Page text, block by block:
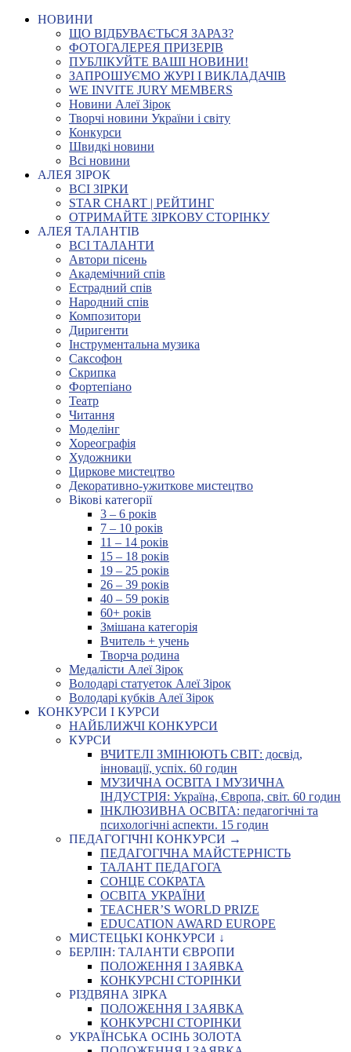
НОВИНИ
ЩО ВІДБУВАЄТЬСЯ ЗАРАЗ?
ФОТОГАЛЕРЕЯ ПРИЗЕРІВ
ПУБЛІКУЙТЕ ВАШІ НОВИНИ!
ЗАПРОШУЄМО ЖУРІ І ВИКЛАДАЧІВ
WE INVITE JURY MEMBERS
Новини Алеї Зірок
Творчі новини України і світу
Конкурси
Швидкі новини
Всі новини
АЛЕЯ ЗІРОК
ВСІ ЗІРКИ
STAR CHART | РЕЙТИНГ
ОТРИМАЙТЕ ЗІРКОВУ СТОРІНКУ
АЛЕЯ ТАЛАНТІВ
ВСІ ТАЛАНТИ
Автори пісень
Академічний спів
Естрадний спів
Народний спів
Композитори
Диригенти
Інструментальна музика
Саксофон
Скрипка
Фортепіано
Театр
Читання
Моделінг
Хореографія
Художники
Циркове мистецтво
Декоративно-ужиткове мистецтво
Вікові категорії
3 – 6 років
7 – 10 років
11 – 14 років
15 – 18 років
19 – 25 років
26 – 39 років
40 – 59 років
60+ років
Змішана категорія
Вчитель + учень
Творча родина
Медалісти Алеї Зірок
Володарі статуеток Алеї Зірок
Володарі кубків Алеї Зірок
КОНКУРСИ І КУРСИ
НАЙБЛИЖЧІ КОНКУРСИ
КУРСИ
ВЧИТЕЛІ ЗМІНЮЮТЬ СВІТ: досвід,
інновації, успіх. 60 годин
МУЗИЧНА ОСВІТА І МУЗИЧНА
ІНДУСТРІЯ: Україна, Європа, світ. 60 годин
ІНКЛЮЗИВНА ОСВІТА: педагогічні та
психологічні аспекти. 15 годин
ПЕДАГОГІЧНІ КОНКУРСИ →
ПЕДАГОГІЧНА МАЙСТЕРНІСТЬ
ТАЛАНТ ПЕДАГОГА
СОНЦЕ СОКРАТА
ОСВІТА УКРАЇНИ
TEACHER’S WORLD PRIZE
EDUCATION AWARD EUROPE
МИСТЕЦЬКІ КОНКУРСИ ↓
БЕРЛІН: ТАЛАНТИ ЄВРОПИ
ПОЛОЖЕННЯ І ЗАЯВКА
КОНКУРСНІ СТОРІНКИ
РІЗДВЯНА ЗІРКА
ПОЛОЖЕННЯ І ЗАЯВКА
КОНКУРСНІ СТОРІНКИ
УКРАЇНСЬКА ОСІНЬ ЗОЛОТА